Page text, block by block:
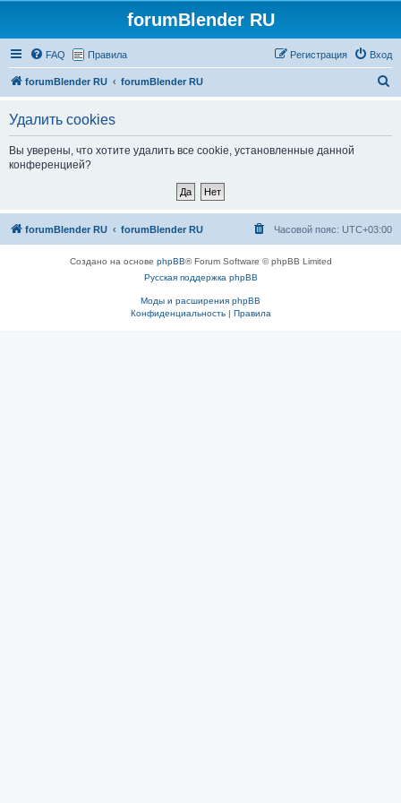
forumBlender RU
FAQ Правила Вход
Регистрация
forumBlender RU forumBlender RU
Удалить cookies
Вы уверены, что хотите удалить все cookie, установленные данной
конференцией?
forumBlender RU forumBlender RU Часовой пояс: UTC+03:00
Создано на основе phpBB® Forum Software © phpBB Limited
Русская поддержка phpBB
Моды и расширения phpBB
Конфиденциальность| Правила